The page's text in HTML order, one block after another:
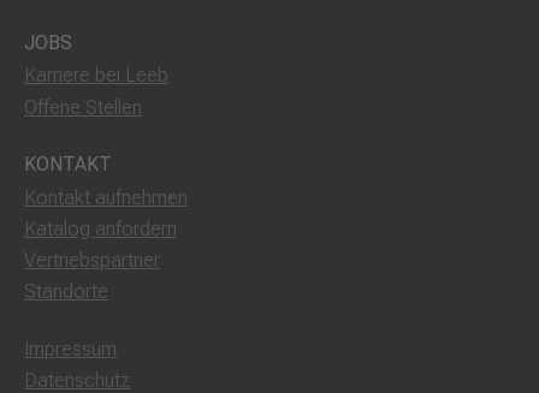
JOBS
Karriere bei Leeb
Offene Stellen
KONTAKT
Kontakt aufnehmen
Katalog anfordern
Vertriebspartner
Standorte
Impressum
Datenschutz